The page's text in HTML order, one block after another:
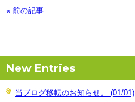
« 前の記事
New Entries
当ブログ移転のお知らせ。 (01/01)